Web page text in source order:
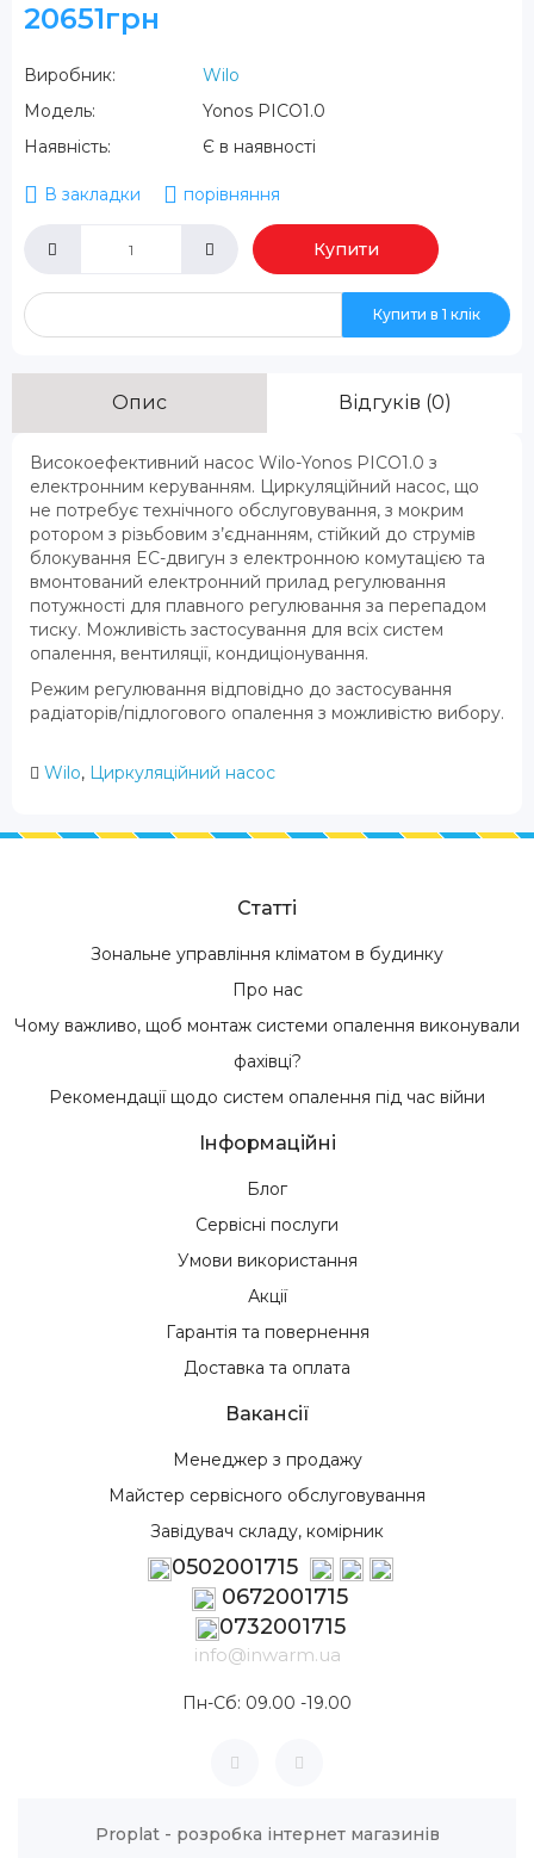
20651грн
Виробник:
Wilo
Модель:
Yonos PICO1.0
Наявність:
Є в наявності
В закладки порівняння
Купити
Купити в 1 клік
Опис Відгуків (0)
Високоефективний насос Wilo-Yonos PICO1.0 з
електронним керуванням. Циркуляційний насос, що
не потребує технічного обслуговування, з мокрим
ротором з різьбовим з’єднанням, стійкий до струмів
блокування EC-двигун з електронною комутацією та
вмонтований електронний прилад регулювання
потужності для плавного регулювання за перепадом
тиску. Можливість застосування для всіх систем
опалення, вентиляції, кондиціонування.
Режим регулювання відповідно до застосування
радіаторів/підлогового опалення з можливістю вибору.
Wilo, Циркуляційний насос
Статті
Зональне управління кліматом в будинку
Про нас
Чому важливо, щоб монтаж системи опалення виконували
фахівці?
Рекомендації щодо систем опалення під час війни
Інформаційні
Блог
Сервісні послуги
Умови використання
Акції
Гарантія та повернення
Доставка та оплата
Вакансії
Менеджер з продажу
Майстер сервісного обслуговування
Завідувач складу, комірник
0502001715
0672001715
0732001715
info@inwarm.ua
Пн-Сб: 09.00 -19.00
Proplat - розробка інтернет магазинів